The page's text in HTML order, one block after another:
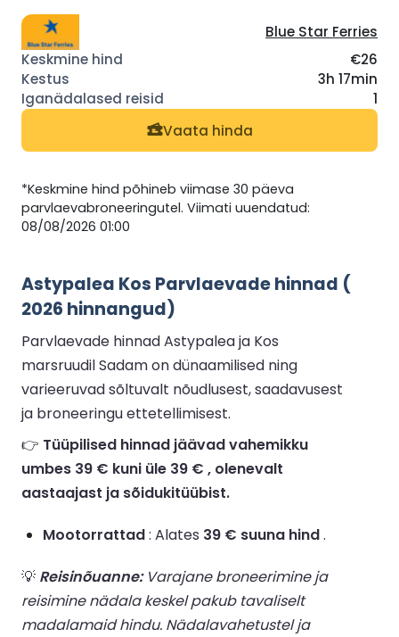
Blue Star Ferries
€26
3h 17min
1
Vaata hinda
*Keskmine hind põhineb viimase 30 päeva
parvlaevabroneeringutel. Viimati uuendatud:
08/08/2026 01:00
Astypalea Kos Parvlaevade hinnad (
2026 hinnangud)
Parvlaevade hinnad Astypalea ja Kos
marsruudil Sadam on dünaamilised ning
varieeruvad sõltuvalt nõudlusest, saadavusest
ja broneeringu ettetellimisest.
👉 Tüüpilised hinnad jäävad vahemikku
umbes 39 € kuni üle 39 € , olenevalt
aastaajast ja sõidukitüübist.
Mootorrattad: Alates 39 € suuna hind.
💡 Reisinõuanne:Varajane broneerimine ja
reisimine nädala keskel pakub tavaliselt
madalamaid hindu. Nädalavahetustel ja